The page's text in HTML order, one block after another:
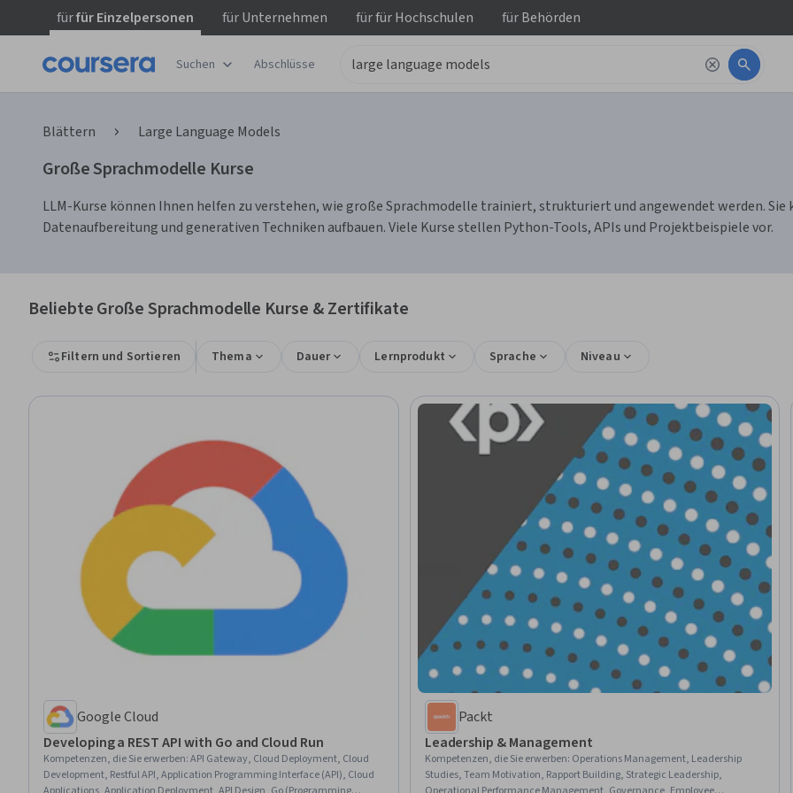
fürfür Einzelpersonen fürUnternehmen fürfür Hochschulen fürBehörden
Suchen Abschlüsse
Blättern Large Language Models
Große Sprachmodelle Kurse
LLM-Kurse können Ihnen helfen zu verstehen, wie große Sprachmodelle trainiert, strukturiert und angewendet werden.
Datenaufbereitung und generativen Techniken aufbauen. Viele Kurse stellen Python-Tools, APIs und Projektbeispiele vor.
Beliebte Große Sprachmodelle Kurse & Zertifikate
Filtern und Sortieren Thema Dauer Lernprodukt Sprache Niveau
Google Cloud
Developing a REST API with Go and Cloud Run
Kompetenzen, die Sie erwerben:API Gateway, Cloud Deployment, Cloud
Development, Restful API, Application Programming Interface (API), Cloud
Packt
Leadership & Management
Kompetenzen, die Sie erwerben: Operations Management, Leadership
Studies, Team Motivation, Rapport Building, Strategic Leadership,